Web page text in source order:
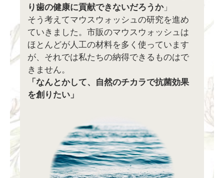
り歯の健康に貢献できないだろうか」
そう考えてマウスウォッシュの研究を進め
ていきました。市販のマウスウォッシュは
ほとんどが人工の材料を多く使っています
が、それでは私たちの納得できるものはで
きません。
「なんとかして、自然のチカラで抗菌効果
を創りたい」